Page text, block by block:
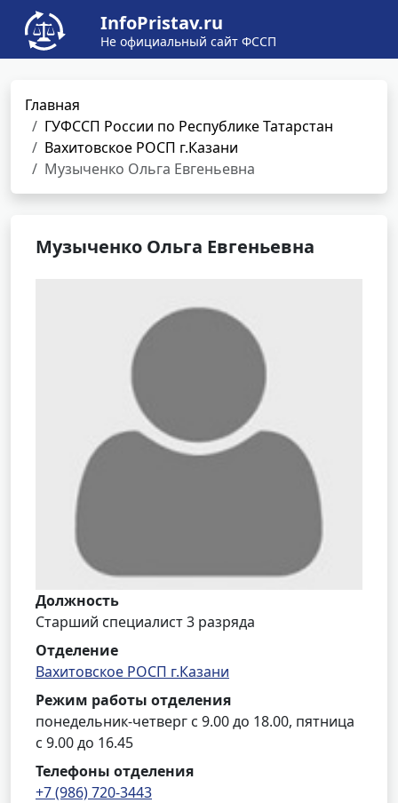
InfoPristav.ru
Не официальный сайт ФССП
Главная
ГУФССП России по Республике Татарстан
Вахитовское РОСП г.Казани
Музыченко Ольга Евгеньевна
Музыченко Ольга Евгеньевна
Должность
Старший специалист 3 разряда
Отделение
Вахитовское РОСП г.Казани
Режим работы отделения
понедельник-четверг с 9.00 до 18.00, пятница
с 9.00 до 16.45
Телефоны отделения
+7 (986) 720-3443